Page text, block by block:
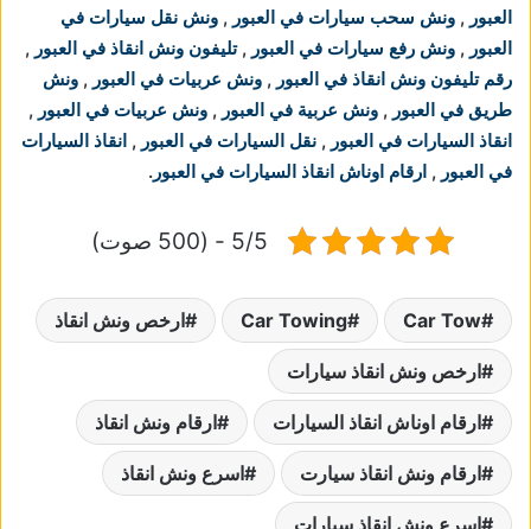
العبور , ونش سحب سيارات في العبور , ونش نقل سيارات في
العبور , ونش رفع سيارات في العبور ,تليفون ونش انقاذ في العبور ,
رقم تليفون ونش انقاذ في العبور , ونش عربيات في العبور , ونش
طريق في العبور , ونش عربية في العبور , ونش عربيات في العبور ,
انقاذ السيارات في العبور , نقل السيارات في العبور , انقاذ السيارات
في العبور , ارقام اوناش انقاذ السيارات في العبور .
5/5 - (500 صوت)
Car Tow
Car Towing ارخص ونش انقاذ
ارخص ونش انقاذ سيارات
ارقام اوناش انقاذ السيارات ارقام ونش انقاذ
ارقام ونش انقاذ سيارت اسرع ونش انقاذ